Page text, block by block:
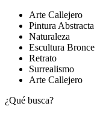
Arte Callejero
Pintura Abstracta
Naturaleza
Escultura Bronce
Retrato
Surrealismo
Arte Callejero
¿Qué busca?